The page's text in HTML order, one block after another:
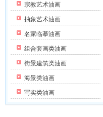
宗教艺术油画
抽象艺术油画
名家临摹油画
组合套画类油画
街景建筑类油画
海景类油画
写实类油画